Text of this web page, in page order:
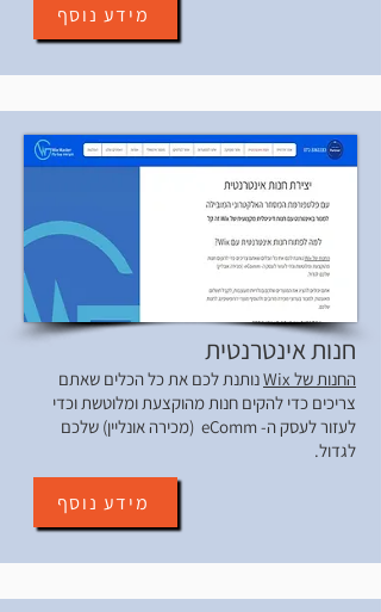
מידע נוסף
חנות אינטרנטית
החנות של Wix
נותנת לכם את כל הכלים שאתם
צריכים כדי להקים חנות מהוקצעת ומלוטשת וכדי
לעזור לעסק ה- eComm (מכירה אונליין) שלכם
לגדול.
מידע נוסף